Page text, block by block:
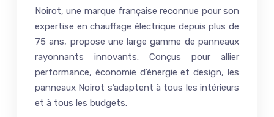
Noirot, une marque française reconnue pour son
expertise en chauffage électrique depuis plus de
75 ans, propose une large gamme de panneaux
rayonnants innovants. Conçus pour allier
performance, économie d’énergie et design, les
panneaux Noirot s’adaptent à tous les intérieurs
et à tous les budgets.